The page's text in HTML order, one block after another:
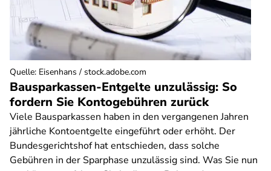
Bausparkassen-Entgelte unzulässig: So
fordern Sie Kontogebühren zurück
Viele Bausparkassen haben in den vergangenen Jahren
jährliche Kontoentgelte eingeführt oder erhöht. Der
Bundesgerichtshof hat entschieden, dass solche
Gebühren in der Sparphase unzulässig sind. Was Sie nun
Quelle: Eisenhans / stock.adobe.com